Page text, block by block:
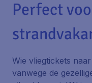
Perfect
Wie vliegtickets
vanwege de